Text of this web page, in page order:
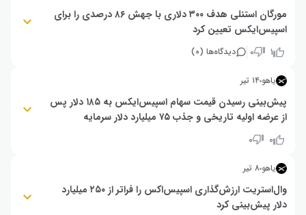
است.
مورگان استنلی هدف ۳۰۰ دلاری با جهش ۸۶ درصدی را برای
اسپیس‌ایکس تعیین کرد
تقاضای خرید غیرفعال از صندوق‌های شاخصی ایجاد کرده است. مورگان استنلی با
پیش‌بینی صعودی را ارائه داده، هرچند خروج سهامداران اولیه از قفل‌های انقضا،
می‌تواند فشار فروش قابل‌توجهی ایجاد کند.
۱ ۰ دیدگاه‌ها (۰)
یاهو ۱۴ تیر
پیش‌بینی رسیدن قیمت سهام اسپیس‌ایکس به ۱۸۵ دلار پس
از عرضه اولیه تاریخی و جذب ۷۵ میلیارد دلار سرمایه
سهام شرکت اسپیس‌ایکس پس از ثبت بزرگترین عرضه اولیه تاریخ با قیمت‌گذاری
روند صعودی ادامه یافته و قیمت هر سهم رقم ۱۸۵ دلار را ثبت کند.
۰ ۰
یاهو ۸ تیر
وال‌استریت ارزش‌گذاری اسپیس‌اکس را فراتر از ۲۵۰ میلیارد
دلار پیش‌بینی کرد